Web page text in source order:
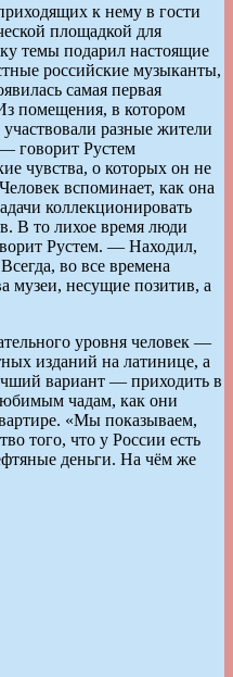
к нему в гости
площадкой для
темы подарил настоящие
российские музыканты,
самая первая
помещения, в котором
разные жители
говорит Рустем
чувства, о которых он не
вспоминает, как она
коллекционировать
В то лихое время люди
Рустем. — Находил,
во все времена
музеи, несущие позитив, а
уровня человек —
изданий на латинице, а
вариант — приходить в
чадам, как они
«Мы показываем,
того, что у России есть
деньги. На чём же